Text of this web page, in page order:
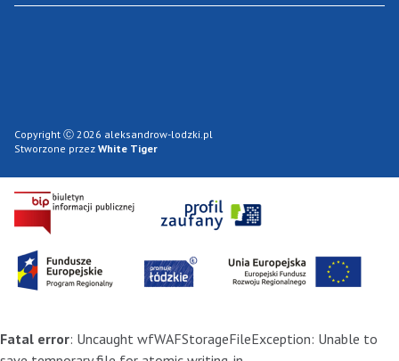
Copyright Ⓒ 2026 aleksandrow-lodzki.pl
Stworzone przez White Tiger
Fatal error: Uncaught wfWAFStorageFileException: Unable to